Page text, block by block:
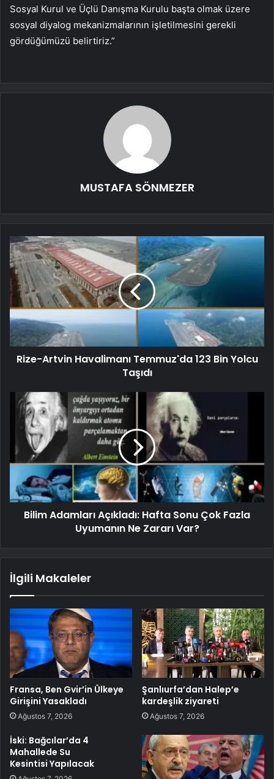
Sosyal Kurul ve Üçlü Danışma Kurulu başta olmak üzere
sosyal diyalog mekanizmalarının işletilmesini gerekli
gördüğümüzü belirtiriz.”
MUSTAFA SÖNMEZER
Rize-Artvin Havalimanı Temmuz'da 123 Bin Yolcu
Taşıdı
Bilim Adamları Açıkladı: Hafta Sonu Çok Fazla
Uyumanın Ne Zararı Var?
İlgili Makaleler
Fransa, Ben Gvir’in Ülkeye
Girişini Yasakladı
Ağustos 7, 2026
Şanlıurfa’dan Halep’e
kardeşlik ziyareti
Ağustos 7, 2026
İski: Bağcılar’da 4
Mahallede Su
Kesintisi Yapılacak